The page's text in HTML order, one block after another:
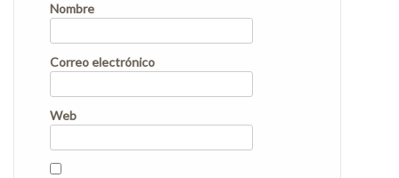
Nombre
Correo electrónico
Web